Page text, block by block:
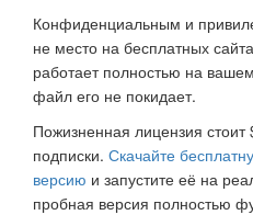
Конфиденциальным и
не место на бесплатных
работает полностью на
файл его не покидает.
Пожизненная лицензия
подписки. Скачайте
версию и запустите её на
пробная версия полностью